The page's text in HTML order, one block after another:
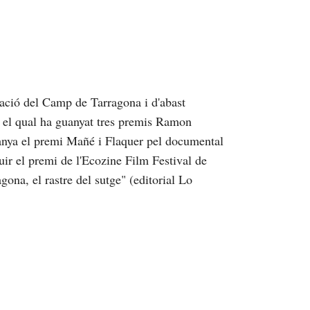
del Camp de Tarragona i d'abast
qual ha guanyat tres premis Ramon
el premi Mañé i Flaquer pel documental
el premi de l'Ecozine Film Festival de
el rastre del sutge" (editorial Lo